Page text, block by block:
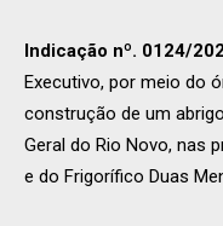
Indicação nº. 0124/
Executivo, por meio do
construção de um
Geral do Rio Novo, nas
e do Frigorífico Duas